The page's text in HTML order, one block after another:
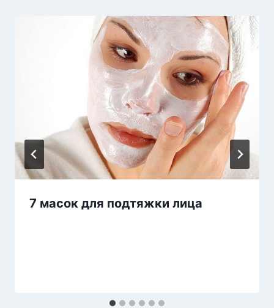
7 масок для подтяжки лица